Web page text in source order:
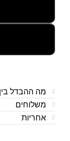
מה ההבדל בין
משלוחים
אחריות